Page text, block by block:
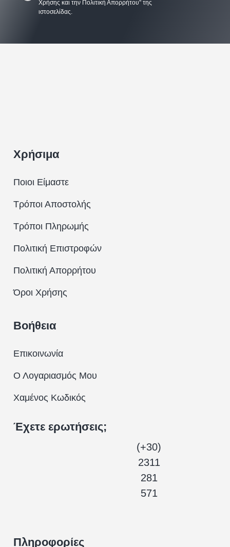
Χρήσης και την Πολιτική Απορρήτου" της
ιστοσελίδας.
Χρήσιμα
Ποιοι Είμαστε
Τρόποι Αποστολής
Τρόποι Πληρωμής
Πολιτική Επιστροφών
Πολιτική Απορρήτου
Όροι Χρήσης
Βοήθεια
Επικοινωνία
Ο Λογαριασμός Μου
Χαμένος Κωδικός
Έχετε ερωτήσεις;
(+30)
2311
281
571
Πληροφορίες